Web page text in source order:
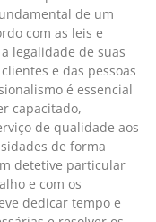
de um
com as leis e
legalidade de suas
e das pessoas
é essencial
capacitado,
de qualidade aos
de forma
detetive particular
e com os
dedicar tempo e